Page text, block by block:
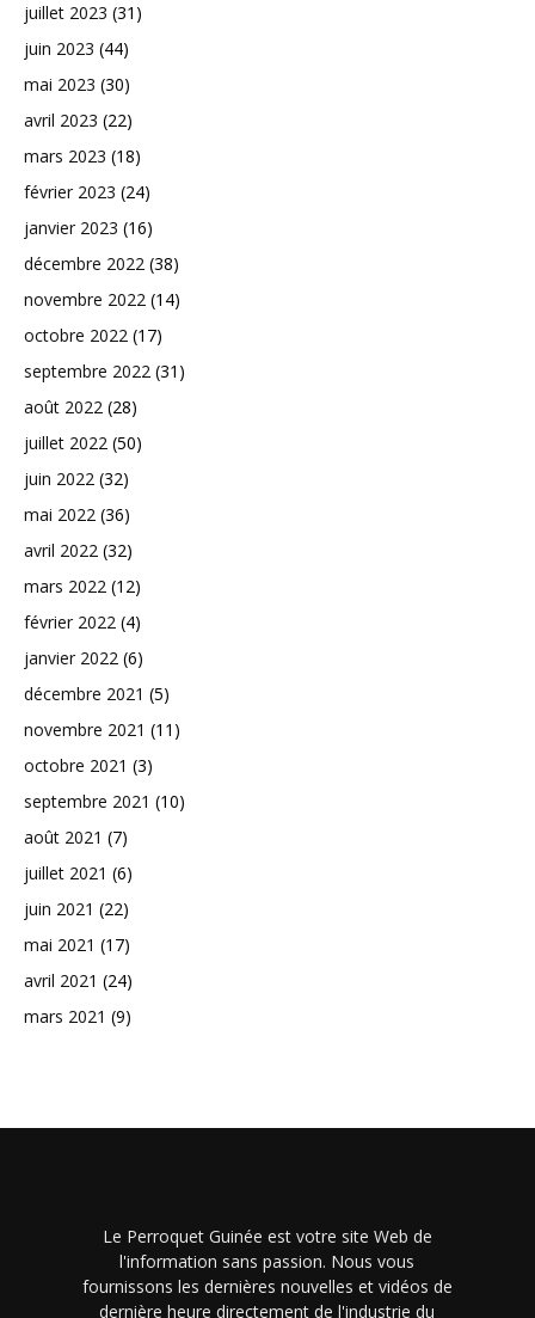
juillet 2023 (31)
juin 2023 (44)
mai 2023 (30)
avril 2023 (22)
mars 2023 (18)
février 2023 (24)
janvier 2023 (16)
décembre 2022 (38)
novembre 2022 (14)
octobre 2022 (17)
septembre 2022 (31)
août 2022 (28)
juillet 2022 (50)
juin 2022 (32)
mai 2022 (36)
avril 2022 (32)
mars 2022 (12)
février 2022 (4)
janvier 2022 (6)
décembre 2021 (5)
novembre 2021 (11)
octobre 2021 (3)
septembre 2021 (10)
août 2021 (7)
juillet 2021 (6)
juin 2021 (22)
mai 2021 (17)
avril 2021 (24)
mars 2021 (9)
Le Perroquet Guinée est votre site Web de
l'information sans passion. Nous vous
fournissons les dernières nouvelles et vidéos de
dernière heure directement de l'industrie du